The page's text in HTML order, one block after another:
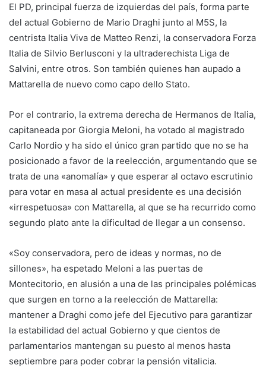
El PD, principal fuerza de izquierdas del país, forma parte
del actual Gobierno de Mario Draghi junto al M5S, la
centrista Italia Viva de Matteo Renzi, la conservadora Forza
Italia de Silvio Berlusconi y la ultraderechista Liga de
Salvini, entre otros. Son también quienes han aupado a
Mattarella de nuevo como capo dello Stato.
Por el contrario, la extrema derecha de Hermanos de Italia,
capitaneada por Giorgia Meloni, ha votado al magistrado
Carlo Nordio y ha sido el único gran partido que no se ha
posicionado a favor de la reelección, argumentando que se
trata de una «anomalía» y que esperar al octavo escrutinio
para votar en masa al actual presidente es una decisión
«irrespetuosa» con Mattarella, al que se ha recurrido como
segundo plato ante la dificultad de llegar a un consenso.
«Soy conservadora, pero de ideas y normas, no de
sillones», ha espetado Meloni a las puertas de
Montecitorio, en alusión a una de las principales polémicas
que surgen en torno a la reelección de Mattarella:
mantener a Draghi como jefe del Ejecutivo para garantizar
la estabilidad del actual Gobierno y que cientos de
parlamentarios mantengan su puesto al menos hasta
septiembre para poder cobrar la pensión vitalicia.